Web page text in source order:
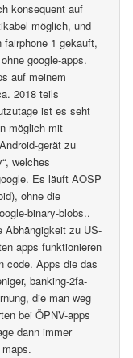
konsequent auf
möglich, und
1 gekauft,
google-apps.
auf meinem
2018 teils
ist es seht
möglich mit
gerät zu
welches
Es läuft AOSP
ohne die
binary-blobs..
Abhängigkeit zu US-
apps funktionieren
code. Apps die das
banking-2fa-
die man weg
bei ÖPNV-apps
dann immer